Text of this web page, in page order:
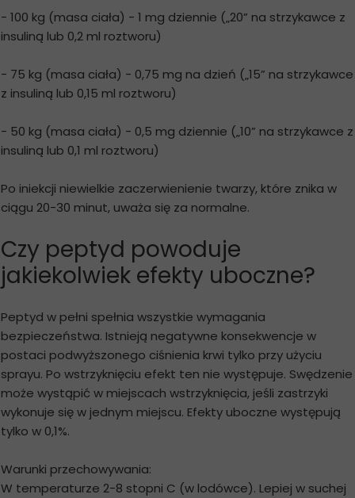
- 100 kg (masa ciała) - 1 mg dziennie („20” na strzykawce z
insuliną lub 0,2 ml roztworu)
- 75 kg (masa ciała) - 0,75 mg na dzień („15” na strzykawce
z insuliną lub 0,15 ml roztworu)
- 50 kg (masa ciała) - 0,5 mg dziennie („10” na strzykawce z
insuliną lub 0,1 ml roztworu)
Po iniekcji niewielkie zaczerwienienie twarzy, które znika w
ciągu 20-30 minut, uważa się za normalne.
Czy peptyd powoduje
jakiekolwiek efekty uboczne?
Peptyd w pełni spełnia wszystkie wymagania
bezpieczeństwa. Istnieją negatywne konsekwencje w
postaci podwyższonego ciśnienia krwi tylko przy użyciu
sprayu. Po wstrzyknięciu efekt ten nie występuje. Swędzenie
może wystąpić w miejscach wstrzyknięcia, jeśli zastrzyki
wykonuje się w jednym miejscu. Efekty uboczne występują
tylko w 0,1%.
Warunki przechowywania:
W temperaturze 2-8 stopni C (w lodówce). Lepiej w suchej